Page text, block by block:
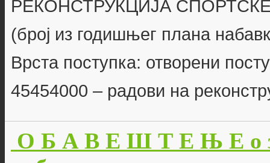
РЕКОНСТРУКЦИЈА
(број из годишњег плана
Врста поступка: отворени
45454000 – радови на
О Б А В Е Ш Т Е Њ Е о